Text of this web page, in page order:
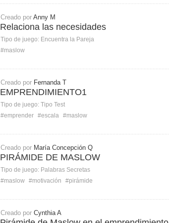
Creado por Anny M
Relaciona las necesidades
Tipo de juego: Encuentra la Pareja
#maslow
Creado por Fernanda T
EMPRENDIMIENTO1
Tipo de juego: Tipo Test
#emprender #escala #maslow
Creado por María Concepción Q
PIRÁMIDE DE MASLOW
Tipo de juego: Palabras Secretas
#maslow #motivación #pirámide
Creado por Cynthia A